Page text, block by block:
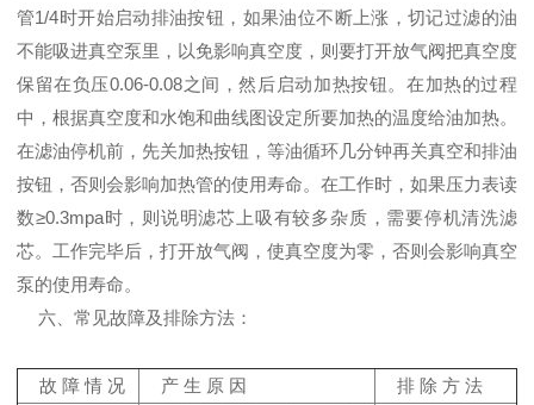
管1/4时开始启动排油按钮，如果油位不断上涨，切记过滤的油
不能吸进真空泵里，以免影响真空度，则要打开放气阀把真空度
保留在负压0.06-0.08之间，然后启动加热按钮。在加热的过程
中，根据真空度和水饱和曲线图设定所要加热的温度给油加热。
在滤油停机前，先关加热按钮，等油循环几分钟再关真空和排油
按钮，否则会影响加热管的使用寿命。在工作时，如果压力表读
数≥0.3mpa时，则说明滤芯上吸有较多杂质，需要停机清洗滤
芯。工作完毕后，打开放气阀，使真空度为零，否则会影响真空
泵的使用寿命。
六、常见故障及排除方法：
故 障 情 况 产 生 原 因 排 除 方 法